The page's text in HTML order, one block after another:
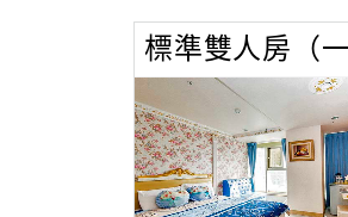
提供「USB+110V插座／
(安那絲房型僅提供
房內使用大金變頻冷氣
全部房型均有泡澡浴缸 提
獨立筒+乳膠墊 軟硬適中
標準雙人房（